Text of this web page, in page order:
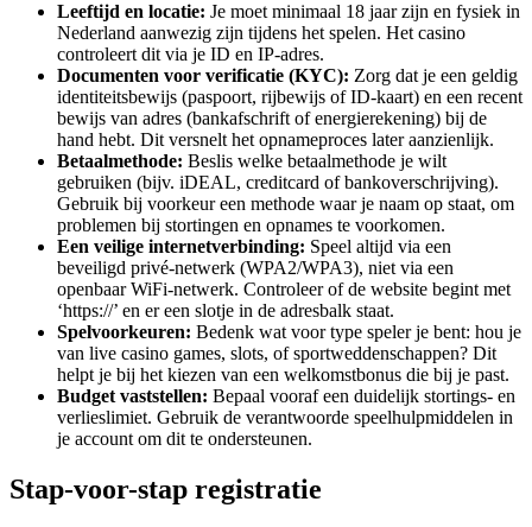
Leeftijd en locatie: Je moet minimaal 18 jaar zijn en fysiek in
Nederland aanwezig zijn tijdens het spelen. Het casino
controleert dit via je ID en IP-adres.
Documenten voor verificatie (KYC): Zorg dat je een geldig
identiteitsbewijs (paspoort, rijbewijs of ID-kaart) en een recent
bewijs van adres (bankafschrift of energierekening) bij de
hand hebt. Dit versnelt het opnameproces later aanzienlijk.
Betaalmethode: Beslis welke betaalmethode je wilt
gebruiken (bijv. iDEAL, creditcard of bankoverschrijving).
Gebruik bij voorkeur een methode waar je naam op staat, om
problemen bij stortingen en opnames te voorkomen.
Een veilige internetverbinding: Speel altijd via een
beveiligd privé-netwerk (WPA2/WPA3), niet via een
openbaar WiFi-netwerk. Controleer of de website begint met
‘https://’ en er een slotje in de adresbalk staat.
Spelvoorkeuren: Bedenk wat voor type speler je bent: hou je
van live casino games, slots, of sportweddenschappen? Dit
helpt je bij het kiezen van een welkomstbonus die bij je past.
Budget vaststellen: Bepaal vooraf een duidelijk stortings- en
verlieslimiet. Gebruik de verantwoorde speelhulpmiddelen in
je account om dit te ondersteunen.
Stap-voor-stap registratie